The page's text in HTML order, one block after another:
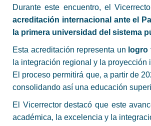
Durante este encuentro, el
acreditación internacional ante el
la primera universidad del sistema
Esta acreditación representa un logro
la integración regional y la
El proceso permitirá que, a partir de
consolidando así una educación
El Vicerrector destacó que este
académica, la excelencia y la